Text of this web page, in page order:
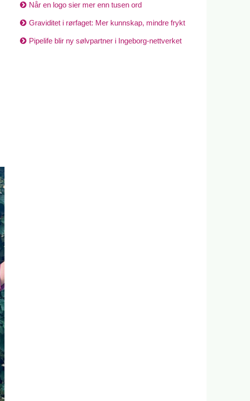
Når en logo sier mer enn tusen ord
Graviditet i rørfaget: Mer kunnskap, mindre frykt
Pipelife blir ny sølvpartner i Ingeborg-nettverket